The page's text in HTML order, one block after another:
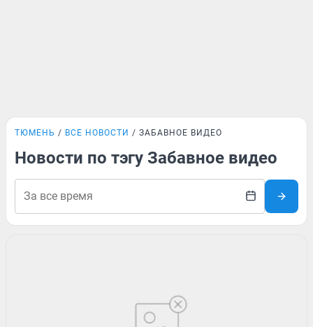
ТЮМЕНЬ ВСЕ НОВОСТИ ЗАБАВНОЕ ВИДЕО
Новости по тэгу Забавное видео